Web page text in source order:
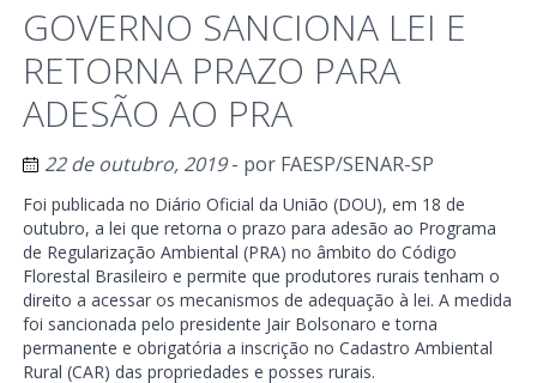
GOVERNO SANCIONA LEI E
RETORNA PRAZO PARA
ADESÃO AO PRA
22 de outubro, 2019- por FAESP/SENAR-SP
Foi publicada no Diário Oficial da União (DOU), em 18 de
outubro, a lei que retorna o prazo para adesão ao Programa
de Regularização Ambiental (PRA) no âmbito do Código
Florestal Brasileiro e permite que produtores rurais tenham o
direito a acessar os mecanismos de adequação à lei. A medida
foi sancionada pelo presidente Jair Bolsonaro e torna
permanente e obrigatória a inscrição no Cadastro Ambiental
Rural (CAR) das propriedades e posses rurais.